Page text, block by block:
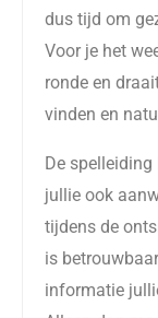
dus tijd om
Voor je het
ronde en
vinden en
De
jullie ook
tijdens de
is
informatie